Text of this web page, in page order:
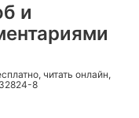
и
читать онлайн,
8